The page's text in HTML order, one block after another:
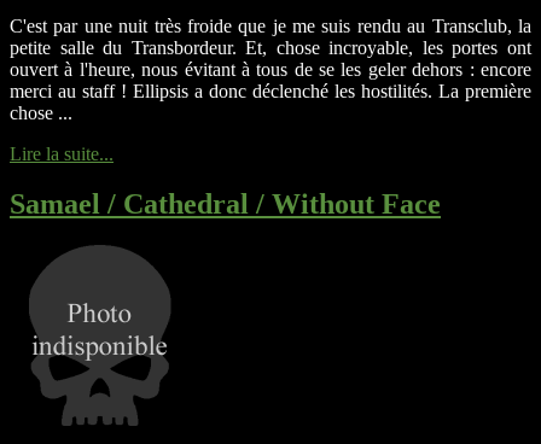
C'est par une nuit très froide que je me suis rendu au Transclub, la
petite salle du Transbordeur. Et, chose incroyable, les portes ont
ouvert à l'heure, nous évitant à tous de se les geler dehors : encore
merci au staff ! Ellipsis a donc déclenché les hostilités. La première
chose ...
Lire la suite...
Samael / Cathedral / Without Face